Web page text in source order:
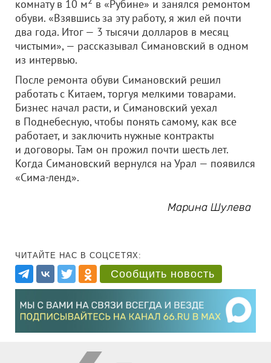
комнату в 10 м
в «Рубине» и занялся ремонтом
обуви. «Взявшись за эту работу, я жил ей почти
два года. Итог — 3 тысячи долларов в месяц
чистыми», — рассказывал Симановский в одном
из интервью.
После ремонта обуви Симановский решил
работать с Китаем, торгуя мелкими товарами.
Бизнес начал расти, и Симановский уехал
в Поднебесную, чтобы понять самому, как все
работает, и заключить нужные контракты
и договоры. Там он прожил почти шесть лет.
Когда Симановский вернулся на Урал — появился
«Сима-ленд».
Марина Шулева
ЧИТАЙТЕ НАС В СОЦСЕТЯХ:
Сообщить новость